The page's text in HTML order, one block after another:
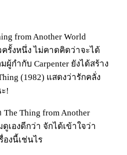
from Another World
รั้งหนึ่ง ไม่คาดคิดว่าจะได้
ผู้กำกับ Carpenter ยังได้สร้าง
(1982) แสดงว่ารักคลั่ง
!
Thing from Another
เองดีกว่า จักได้เข้าใจว่า
องนี้เช่นไร